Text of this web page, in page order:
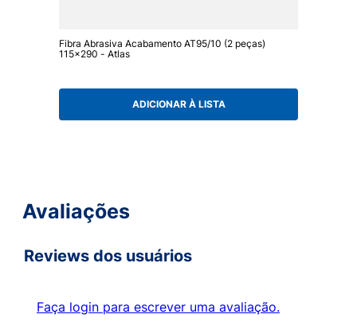
Fibra Abrasiva Acabamento AT95/10 (2 peças)
115x290 - Atlas
ADICIONAR À LISTA
Avaliações
Reviews dos usuários
Faça login para escrever uma avaliação.